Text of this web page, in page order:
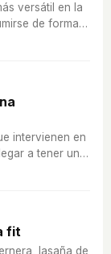
versátil en la
de formas
aporta
intervienen en
a tener una
de carne,
fit
lasaña de